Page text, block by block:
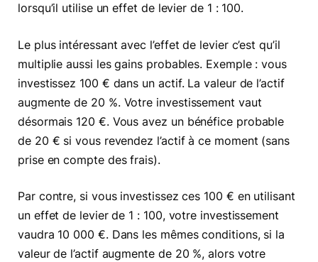
lorsqu’il utilise un effet de levier de 1 : 100.
Le plus intéressant avec l’effet de levier c’est qu’il
multiplie aussi les gains probables. Exemple : vous
investissez 100 € dans un actif. La valeur de l’actif
augmente de 20 %. Votre investissement vaut
désormais 120 €. Vous avez un bénéfice probable
de 20 € si vous revendez l’actif à ce moment (sans
prise en compte des frais).
Par contre, si vous investissez ces 100 € en utilisant
un effet de levier de 1 : 100, votre investissement
vaudra 10 000 €. Dans les mêmes conditions, si la
valeur de l’actif augmente de 20 %, alors votre